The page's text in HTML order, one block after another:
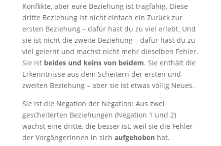
Konflikte, aber eure Beziehung ist tragfähig. Diese
dritte Beziehung ist nicht einfach ein Zurück zur
ersten Beziehung – dafür hast du zu viel erlebt. Und
sie ist nicht die zweite Beziehung – dafür hast du zu
viel gelernt und machst nicht mehr dieselben Fehler.
Sie ist beides und keins von beidem. Sie enthält die
Erkenntnisse aus dem Scheitern der ersten und
zweiten Beziehung – aber sie ist etwas völlig Neues.
Sie ist die Negation der Negation: Aus zwei
gescheiterten Beziehungen (Negation 1 und 2)
wächst eine dritte, die besser ist, weil sie die Fehler
der Vorgängerinnen in sich aufgehobenhat.